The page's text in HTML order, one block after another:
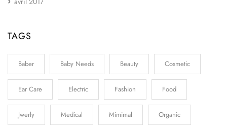
TAGS
Baber Baby Needs Beauty Cosmetic
Ear Care Electric Fashion Food
Jwerly Medical Mimimal Organic